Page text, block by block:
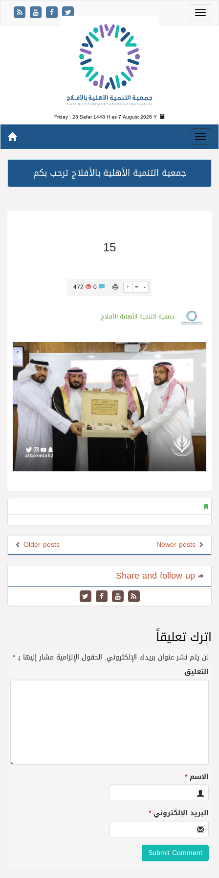
Friday , 23 Safar 1448 H as7 August 2026 Y
جمعية التنمية الأهلية بالأفلاج ترحب بكم
15
+ = -
472
جمعية التنمية الأهلية الأفلاج
Older posts
اترك تعليقاً
لن يتم نشر عنوان بريدك الإلكتروني. الحقول الإلزامية مشار إليها بـ*
التعليق
الاسم*
البريد الإلكتروني*